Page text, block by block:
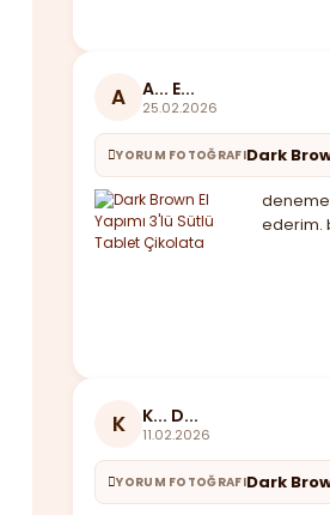
A A... E...
25.02.2026
YORUM FOTOĞRAFIDark
deneme
ederim.
K K... D...
11.02.2026
YORUM FOTOĞRAFIDark